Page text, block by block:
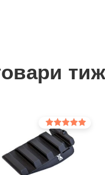
Оцінено в
5.00
з 5